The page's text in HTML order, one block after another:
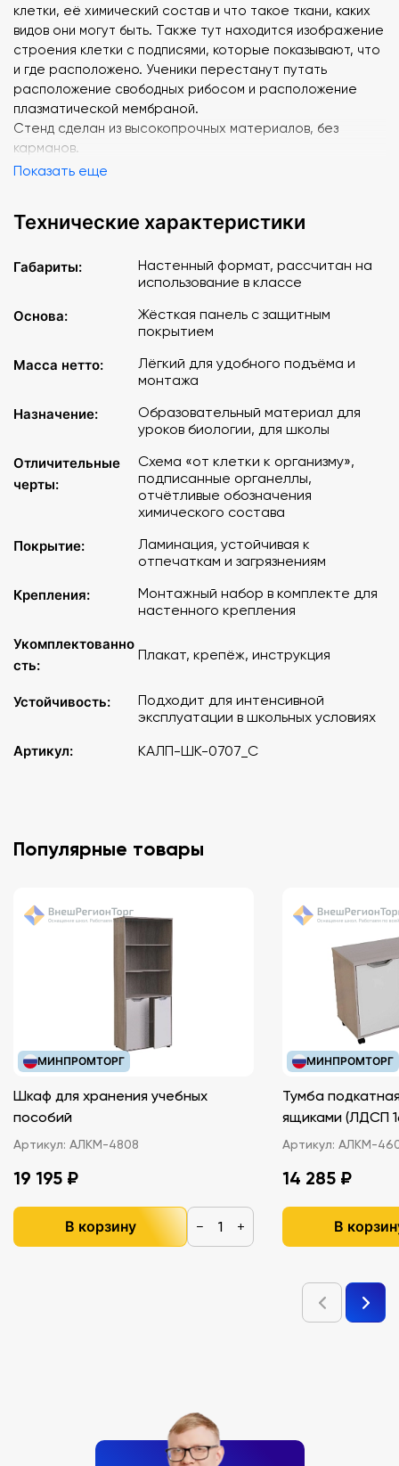
клетки, её химический состав и что такое ткани, каких
видов они могут быть. Также тут находится изображение
строения клетки с подписями, которые показывают, что
и где расположено. Ученики перестанут путать
расположение свободных рибосом и расположение
плазматической мембраной.
Стенд сделан из высокопрочных материалов, без
карманов.
Показать еще
Технические характеристики
Габариты:
Настенный формат, рассчитан на
использование в классе
Основа:
Жёсткая панель с защитным
покрытием
Масса нетто:
Лёгкий для удобного подъёма и
монтажа
Назначение:
Образовательный материал для
уроков биологии, для школы
Отличительные
черты:
Схема «от клетки к организму»,
подписанные органеллы,
отчётливые обозначения
химического состава
Покрытие:
Ламинация, устойчивая к
отпечаткам и загрязнениям
Крепления:
Монтажный набор в комплекте для
настенного крепления
Укомплектованно
сть:
Плакат, крепёж, инструкция
Устойчивость:
Подходит для интенсивной
эксплуатации в школьных условиях
Артикул:
КАЛП-ШК-0707_С
Популярные товары
МИНПРОМТОРГ
Шкаф для хранения учебных
пособий
Артикул: АЛКМ-4808
19 195 ₽
В корзину − +
МИНПРОМТОРГ
Тумба
ящиками
Артикул: АЛКМ-
14 285 ₽
В